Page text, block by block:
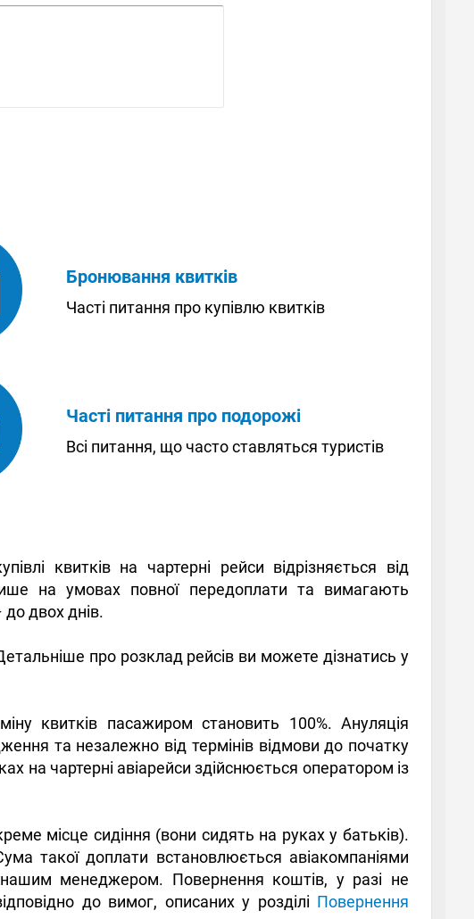
Бронювання квитків
Часті питання про купівлю квитків
Часті питання про подорожі
Всі питання, що часто ставляться туристів
квитків на чартерні рейси відрізняється від
на умовах повної передоплати та вимагають
двох днів.
про розклад рейсів ви можете дізнатись у
квитків пасажиром становить 100%. Ануляція
та незалежно від термінів відмови до початку
на чартерні авіарейси здійснюється оператором із
місце сидіння (вони сидять на руках у батьків).
такої доплати встановлюється авіакомпаніями
менеджером. Повернення коштів, у разі не
до вимог, описаних у розділі Повернення